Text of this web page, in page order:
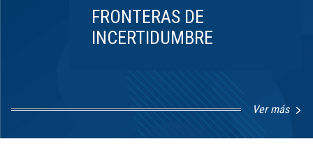
FRONTERAS DE
INCERTIDUMBRE
Ver más
1